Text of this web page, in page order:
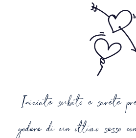
Iniziate subito e sarete
godere di un ottimo sesso